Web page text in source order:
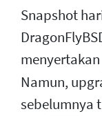
Snapshot
menyertakan
Namun,
sebelumnya